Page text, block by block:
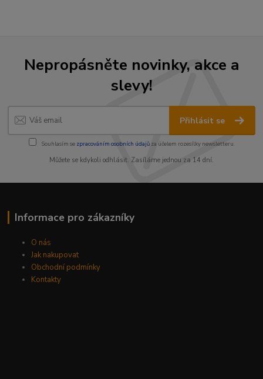
Nepropásněte novinky, akce a
slevy!
Přihlásit se
Souhlasím se zpracováním osobních údajůza účelem rozesílky newsletteru.
Můžete se kdykoli odhlásit. Zasíláme jednou za 14 dní.
Informace pro zákazníky
O nás
Jak nakupovat
Obchodní podmínky
Kontakty